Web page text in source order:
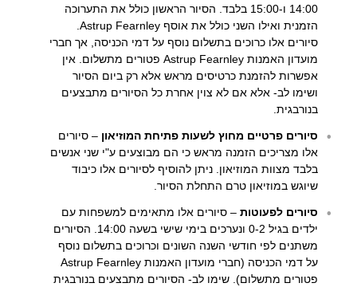
14:00 ו-15:00 בלבד. הסיור הראשון כולל את התערוכה
הזמנית ואילו השני כולל את אוסף Astrup Fearnley.
סיורים אלו כרוכים בתשלום נוסף על דמי הכניסה, אך חברי
מועדון האמנות Astrup Fearnley פטורים מתשלום. אין
אפשרות להזמנת כרטיסים מראש אלא רק ביום הסיור
ושימו לב- אלא אם לא צוין אחרת כל הסיורים מתבצעים
בנורבגית.
סיורים פרטיים מחוץ לשעות פתיחת המוזיאון – סיורים
אלו מצריכים הזמנה מראש כי הם מבוצעים ע"י שני אנשים
בלבד מצוות המוזיאון. ניתן להוסיף לסיורים אלו כיבוד
שיוגש במוזיאון טרם התחלת הסיור.
סיורים לפעוטות– סיורים אלו מתאימים למשפחות עם
ילדים בגיל 0-2 ונערכים בימי שישי בשעה 14:00. הסיורים
משתנים לפי חודשי השנה השונים וכרוכים בתשלום נוסף
על דמי הכניסה (חברי מועדון האמנות Astrup Fearnley
פטורים מתשלום). שימו לב- הסיורים מתבצעים בנורבגית